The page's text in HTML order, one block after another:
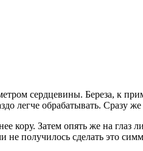
сердцевины. Береза, к
легче обрабатывать.
кору. Затем опять же на
не получилось сделать это